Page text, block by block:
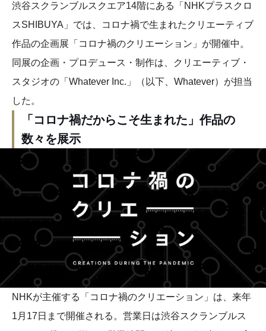
渋谷スクランブルスクエア14階にある「NHKプラスクロ
スSHIBUYA」では、コロナ禍で生まれたクリエーティブ
作品の企画展「コロナ禍のクリエーション」が開催中。
同展の企画・プロデュース・制作は、クリエーティブ・
スタジオの「Whatever Inc.」（以下、Whatever）が担当
した。
「コロナ禍だからこそ生まれた」作品の
数々を展示
NHKが主催する「コロナ禍のクリエーション」は、来年
1月17日まで開催される。営業日は渋谷スクランブルス